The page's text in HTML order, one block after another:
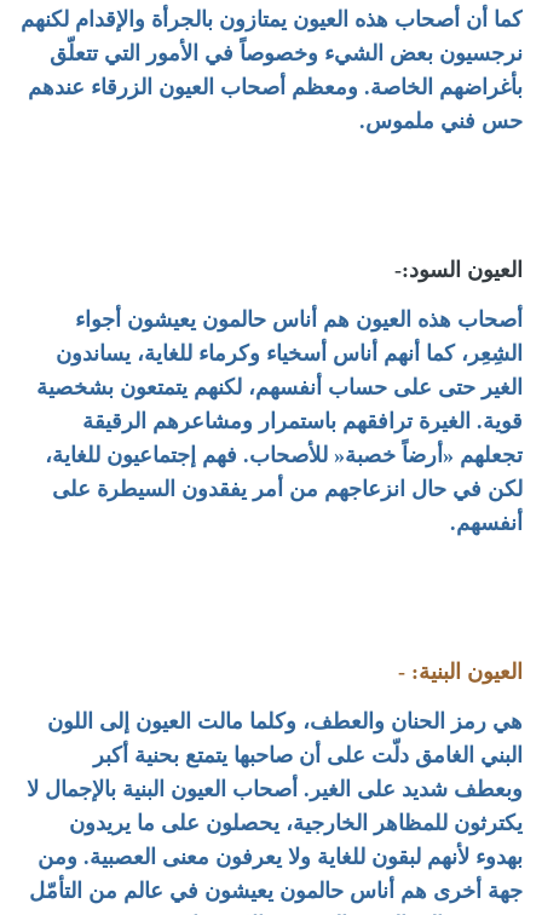
كما أن أصحاب هذه العيون يمتازون بالجرأة والإقدام لكنهم
نرجسيون بعض الشيء وخصوصاً في الأمور التي تتعلّق
بأغراضهم الخاصة. ومعظم أصحاب العيون الزرقاء عندهم
حس فني ملموس.
العيون السود:-
أصحاب هذه العيون هم أناس حالمون يعيشون أجواء
الشِعِر، كما أنهم أناس أسخياء وكرماء للغاية، يساندون
الغير حتى على حساب أنفسهم، لكنهم يتمتعون بشخصية
قوية. الغيرة ترافقهم باستمرار ومشاعرهم الرقيقة
تجعلهم «أرضاً خصبة« للأصحاب. فهم إجتماعيون للغاية،
لكن في حال انزعاجهم من أمر يفقدون السيطرة على
أنفسهم.
العيون البنية: -
هي رمز الحنان والعطف، وكلما مالت العيون إلى اللون
البني الغامق دلّت على أن صاحبها يتمتع بحنية أكبر
وبعطف شديد على الغير. أصحاب العيون البنية بالإجمال لا
يكترثون للمظاهر الخارجية، يحصلون على ما يريدون
بهدوء لأنهم لبقون للغاية ولا يعرفون معنى العصبية. ومن
جهة أخرى هم أناس حالمون يعيشون في عالم من التأمّل